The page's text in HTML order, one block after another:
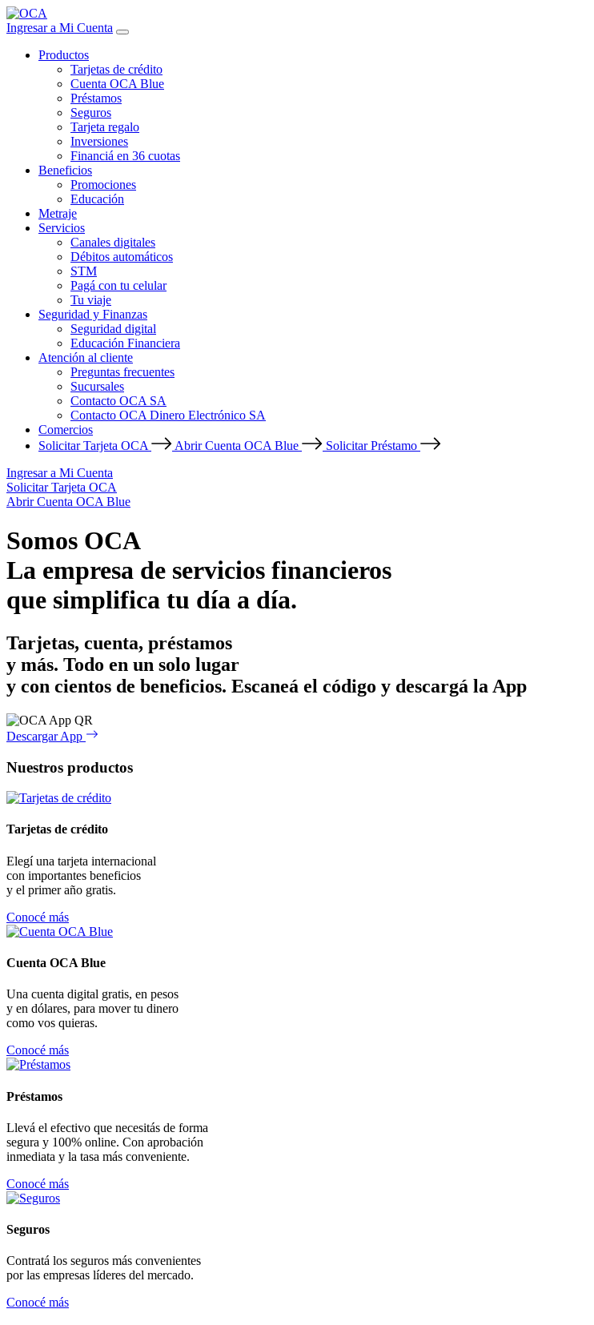
Ingresar a Mi Cuenta
Productos
Tarjetas de crédito
Cuenta OCA Blue
Préstamos
Seguros
Tarjeta regalo
Inversiones
Financiá en 36 cuotas
Beneficios
Promociones
Educación
Metraje
Servicios
Canales digitales
Débitos automáticos
STM
Pagá con tu celular
Tu viaje
Seguridad y Finanzas
Seguridad digital
Educación Financiera
Atención al cliente
Preguntas frecuentes
Sucursales
Contacto OCA SA
Contacto OCA Dinero Electrónico SA
Comercios
Solicitar Tarjeta OCA
Abrir Cuenta OCA Blue
Solicitar Préstamo
Ingresar a Mi Cuenta
Solicitar Tarjeta OCA
Abrir Cuenta OCA Blue
Somos OCA
La empresa de servicios financieros
que simplifica tu día a día.
Tarjetas, cuenta, préstamos
y más. Todo en un solo lugar
y con cientos de beneficios. Escaneá el código y descargá la App
Descargar App
Nuestros productos
Tarjetas de crédito
Elegí una tarjeta internacional
con importantes beneficios
y el primer año gratis.
Conocé más
Cuenta OCA Blue
Una cuenta digital gratis, en pesos
y en dólares, para mover tu dinero
como vos quieras.
Conocé más
Préstamos
Llevá el efectivo que necesitás de forma
segura y 100% online. Con aprobación
inmediata y la tasa más conveniente.
Conocé más
Seguros
Contratá los seguros más convenientes
por las empresas líderes del mercado.
Conocé más